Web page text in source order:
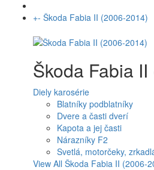
+- Škoda Fabia II (2006-2014)
Škoda Fabia
Diely karosérie
Blatníky podblatníky
Dvere a časti dverí
Kapota a jej časti
Nárazníky F2
Svetlá, motorčeky,
View All Škoda Fabia II (2006-